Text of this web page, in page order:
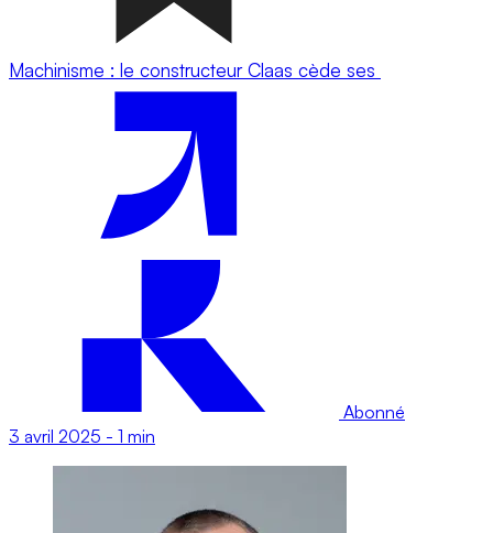
Machinisme : le constructeur Claas cède ses
Abonné
3 avril 2025 - 1 min